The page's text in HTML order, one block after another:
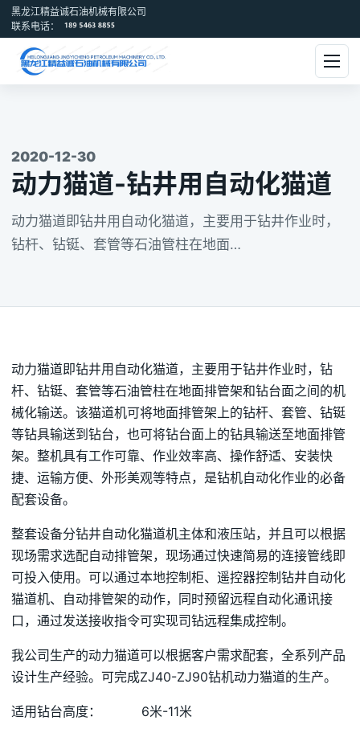
黑龙江精益诚石油机械有限公司
联系电话：
2020-12-30
动力猫道-钻井用自动化猫道
动力猫道即钻井用自动化猫道，主要用于钻井作业时，
钻杆、钻铤、套管等石油管柱在地面…
动力猫道即钻井用自动化猫道，主要用于钻井作业时，钻
杆、钻铤、套管等石油管柱在地面排管架和钻台面之间的机
械化输送。该猫道机可将地面排管架上的钻杆、套管、钻铤
等钻具输送到钻台，也可将钻台面上的钻具输送至地面排管
架。整机具有工作可靠、作业效率高、操作舒适、安装快
捷、运输方便、外形美观等特点，是钻机自动化作业的必备
配套设备。
整套设备分钻井自动化猫道机主体和液压站，并且可以根据
现场需求选配自动排管架，现场通过快速简易的连接管线即
可投入使用。可以通过本地控制柜、遥控器控制钻井自动化
猫道机、自动排管架的动作，同时预留远程自动化通讯接
口，通过发送接收指令可实现司钻远程集成控制。
我公司生产的动力猫道可以根据客户需求配套，全系列产品
设计生产经验。可完成ZJ40-ZJ90钻机动力猫道的生产。
适用钻台高度： 6米-11米